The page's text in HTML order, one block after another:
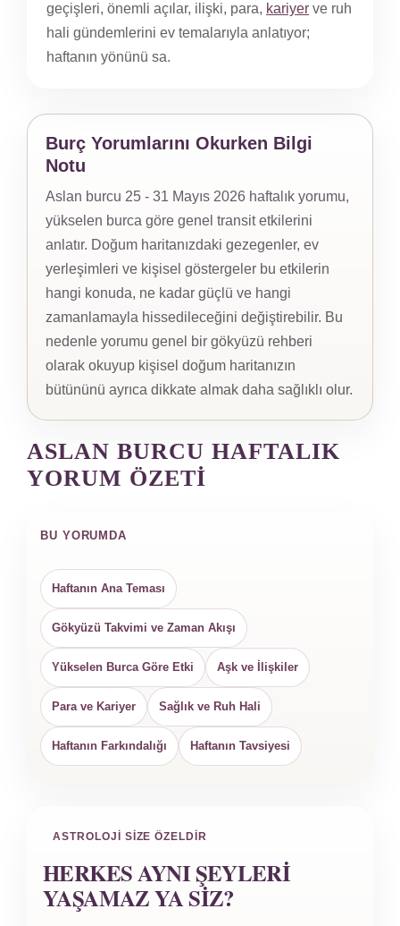
geçişleri, önemli açılar, ilişki, para, kariyer ve ruh
hali gündemlerini ev temalarıyla anlatıyor;
haftanın yönünü sa.
Burç Yorumlarını Okurken Bilgi
Notu
Aslan burcu 25 - 31 Mayıs 2026 haftalık yorumu,
yükselen burca göre genel transit etkilerini
anlatır. Doğum haritanızdaki gezegenler, ev
yerleşimleri ve kişisel göstergeler bu etkilerin
hangi konuda, ne kadar güçlü ve hangi
zamanlamayla hissedileceğini değiştirebilir. Bu
nedenle yorumu genel bir gökyüzü rehberi
olarak okuyup kişisel doğum haritanızın
bütününü ayrıca dikkate almak daha sağlıklı olur.
ASLAN BURCU HAFTALIK
YORUM ÖZETI
BU YORUMDA
Haftanın Ana Teması
Gökyüzü Takvimi ve Zaman Akışı
Yükselen Burca Göre Etki Aşk ve İlişkiler
Para ve Kariyer Sağlık ve Ruh Hali
Haftanın Farkındalığı Haftanın Tavsiyesi
ASTROLOJI SIZE ÖZELDIR
HERKES AYNI ŞEYLERI
YAŞAMAZ YA SIZ?